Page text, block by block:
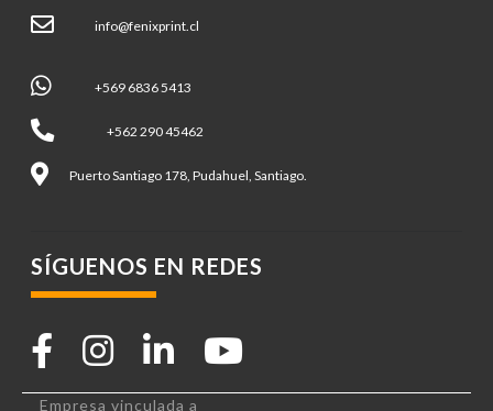
info@fenixprint.cl
+569 6836 5413
+562 290 45462
Puerto Santiago 178, Pudahuel, Santiago.
SÍGUENOS EN REDES
Empresa vinculada a